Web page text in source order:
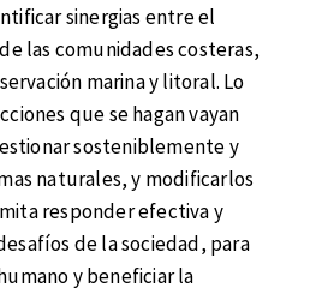
sinergias entre el
las comunidades costeras,
marina y litoral. Lo
que se hagan vayan
sosteniblemente y
naturales, y modificarlos
responder efectiva y
de la sociedad, para
y beneficiar la